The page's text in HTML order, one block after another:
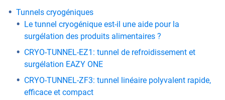
Tunnels cryogéniques
Le tunnel cryogénique est-il une aide pour la
surgélation des produits alimentaires ?
CRYO-TUNNEL-EZ1: tunnel de refroidissement et
surgélation EAZY ONE
CRYO-TUNNEL-ZF3: tunnel linéaire polyvalent rapide,
efficace et compact